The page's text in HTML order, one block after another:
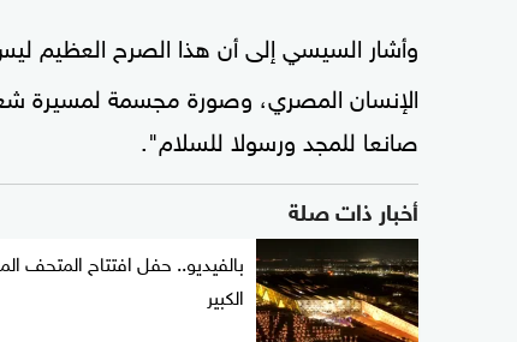
وأشار السيسي إلى أن هذا الصرح العظيم
الإنسان المصري، وصورة مجسمة لمسيرة
صانعا للمجد ورسولا للسلام".
أخبار ذات صلة
بالفيديو.. حفل افتتاح المتحف
الكبير